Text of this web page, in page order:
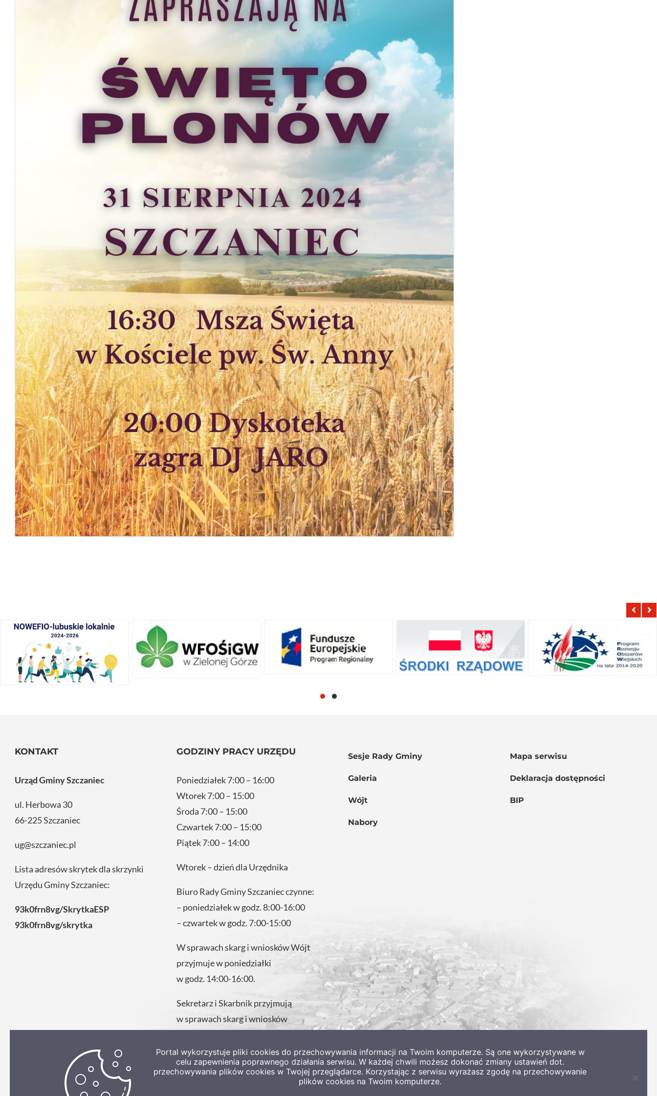
KONTAKT
Urząd Gminy Szczaniec
ul. Herbowa 30
66-225 Szczaniec
ug@szczaniec.pl
Lista adresów skrytek dla skrzynki
Urzędu Gminy Szczaniec:
93k0frn8vg/SkrytkaESP
93k0frn8vg/skrytka
GODZINY PRACY URZĘDU
Poniedziałek 7:00 – 16:00
Wtorek 7:00 – 15:00
Środa 7:00 – 15:00
Czwartek 7:00 – 15:00
Piątek 7:00 – 14:00
Wtorek – dzień dla Urzędnika
Biuro Rady Gminy Szczaniec czynne:
– poniedziałek w godz. 8:00-16:00
– czwartek w godz. 7:00-15:00
W sprawach skarg i wniosków Wójt
przyjmuje w poniedziałki
w godz. 14:00-16:00.
Sekretarz i Skarbnik przyjmują
w sprawach skarg i wniosków
Urzędu.
Sesje Rady Gminy
Galeria
Wójt
Nabory
Mapa serwisu
Deklaracja dostępności
BIP
Portal wykorzystuje pliki cookies do przechowywania informacji na Twoim komputerze. Są one wykorzystywane w
celu zapewnienia poprawnego działania serwisu. W każdej chwili możesz dokonać zmiany ustawień dot.
przechowywania plików cookies w Twojej przeglądarce. Korzystając z serwisu wyrażasz zgodę na przechowywanie
plików cookies na Twoim komputerze.